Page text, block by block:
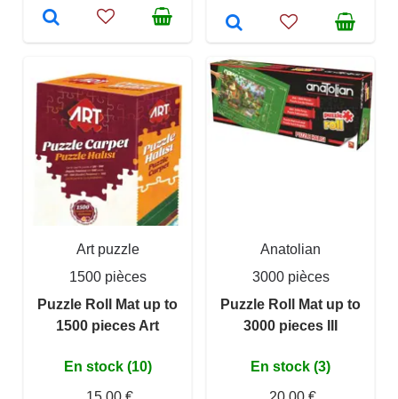
Art puzzle
1500 pièces
Puzzle Roll Mat up to
1500 pieces Art
En stock (10)
Anatolian
3000 pièces
Puzzle Roll Mat up to
3000 pieces III
En stock (3)